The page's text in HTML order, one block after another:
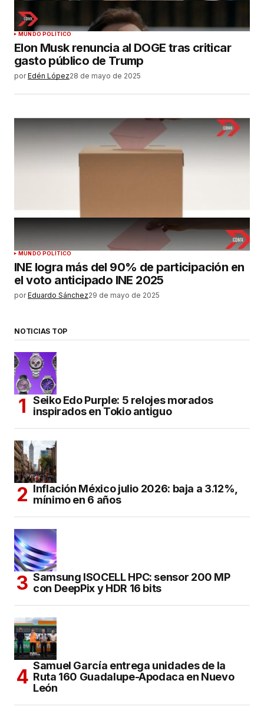
MUNDO POLÍTICO
Elon Musk renuncia al DOGE tras criticar
gasto público de Trump
por Edén López28 de mayo de 2025
MUNDO POLÍTICO
INE logra más del 90% de participación en
el voto anticipado INE 2025
por Eduardo Sánchez29 de mayo de 2025
NOTICIAS TOP
Seiko Edo Purple: 5 relojes morados
inspirados en Tokio antiguo
Inflación México julio 2026: baja a 3.12%,
mínimo en 6 años
Samsung ISOCELL HPC: sensor 200 MP
con DeepPix y HDR 16 bits
Samuel García entrega unidades de la
Ruta 160 Guadalupe-Apodaca en Nuevo
León